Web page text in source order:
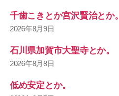
千歯こきとか宮沢賢治とか。
2026年8月9日
石川県加賀市大聖寺とか。
2026年8月8日
低め安定とか。